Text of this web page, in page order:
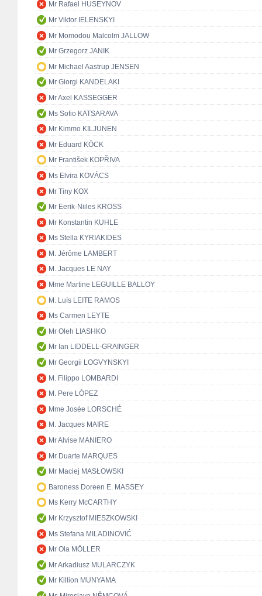
Mr Rafael HUSEYNOV
Mr Viktor IELENSKYI
Mr Momodou Malcolm JALLOW
Mr Grzegorz JANIK
Mr Michael Aastrup JENSEN
Mr Giorgi KANDELAKI
Mr Axel KASSEGGER
Ms Sofio KATSARAVA
Mr Kimmo KILJUNEN
Mr Eduard KÖCK
Mr František KOPŘIVA
Ms Elvira KOVÁCS
Mr Tiny KOX
Mr Eerik-Niiles KROSS
Mr Konstantin KUHLE
Ms Stella KYRIAKIDES
M. Jérôme LAMBERT
M. Jacques LE NAY
Mme Martine LEGUILLE BALLOY
M. Luís LEITE RAMOS
Ms Carmen LEYTE
Mr Oleh LIASHKO
Mr Ian LIDDELL-GRAINGER
Mr Georgii LOGVYNSKYI
M. Filippo LOMBARDI
M. Pere LÓPEZ
Mme Josée LORSCHÉ
M. Jacques MAIRE
Mr Alvise MANIERO
Mr Duarte MARQUES
Mr Maciej MASŁOWSKI
Baroness Doreen E. MASSEY
Ms Kerry McCARTHY
Mr Krzysztof MIESZKOWSKI
Ms Stefana MILADINOVIĆ
Mr Ola MÖLLER
Mr Arkadiusz MULARCZYK
Mr Killion MUNYAMA